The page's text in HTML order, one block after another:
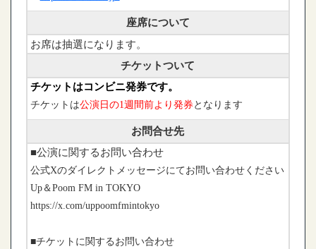
座席について
お席は抽選になります。
チケットついて
チケットはコンビニ発券です。
チケットは公演日の1週間前より発券 となります
お問合せ先
■公演に関するお問い合わせ
公式Xのダイレクトメッセージにてお問い合わせください
Up＆ Poom FM in TOKYO
https://x.com/uppoomfmintokyo
■チケットに関するお問い合わせ